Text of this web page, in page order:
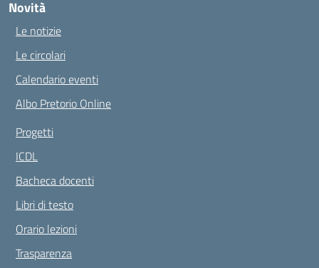
Novità
Le notizie
Le circolari
Calendario eventi
Albo Pretorio Online
Progetti
ICDL
Bacheca docenti
Libri di testo
Orario lezioni
Trasparenza